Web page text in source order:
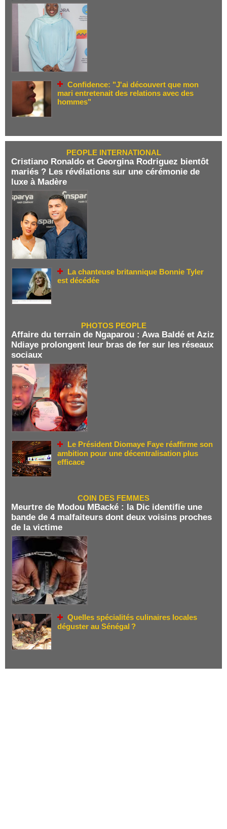
Confidence: "J'ai découvert que mon
mari entretenait des relations avec des
hommes"
PEOPLE INTERNATIONAL
Cristiano Ronaldo et Georgina Rodriguez bientôt
mariés ? Les révélations sur une cérémonie de
luxe à Madère
La chanteuse britannique Bonnie Tyler
est décédée
PHOTOS PEOPLE
Affaire du terrain de Ngaparou : Awa Baldé et Aziz
Ndiaye prolongent leur bras de fer sur les réseaux
sociaux
Le Président Diomaye Faye réaffirme son
ambition pour une décentralisation plus
efficace
COIN DES FEMMES
Meurtre de Modou MBacké : la Dic identifie une
bande de 4 malfaiteurs dont deux voisins proches
de la victime
Quelles spécialités culinaires locales
déguster au Sénégal ?